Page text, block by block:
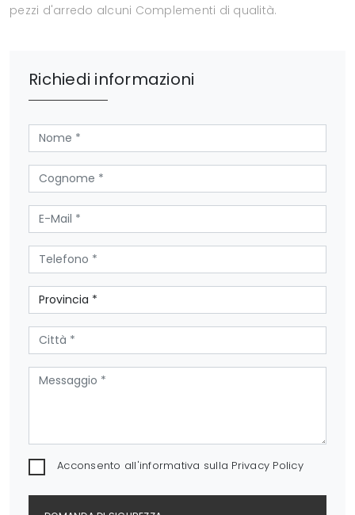
pezzi d'arredo alcuni Complementi di qualità.
Richiedi informazioni
Acconsento all'informativa sulla Privacy Policy